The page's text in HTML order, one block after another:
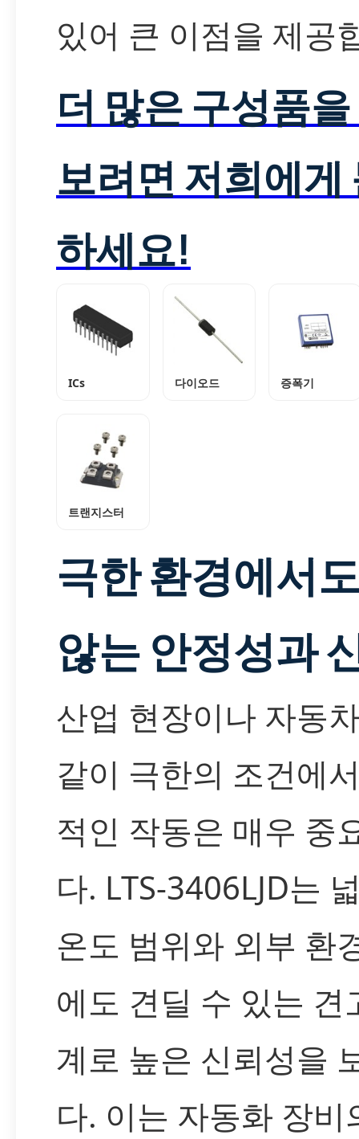
있어 큰 이점을 제공
더 많은 구성품
보려면 저희에게
하세요!
ICs 다이오드 증폭기
트랜지스터
극한 환경에서
않는 안정성과
산업 현장이나 자동
같이 극한의 조건에
적인 작동은 매우 중
다. LTS-3406LJD는
온도 범위와 외부 환
에도 견딜 수 있는 견
계로 높은 신뢰성을
다. 이는 자동화 장비